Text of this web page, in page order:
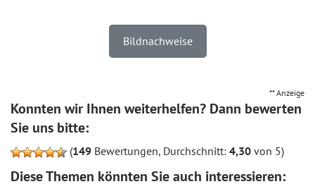
Bildnachweise
** Anzeige
Konnten wir Ihnen weiterhelfen? Dann bewerten
Sie uns bitte:
(149 Bewertungen, Durchschnitt: 4,30 von 5)
Diese Themen könnten Sie auch interessieren: